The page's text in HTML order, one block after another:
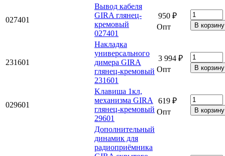
027401
Вывод кабеля
GIRA глянец-
кремовый
027401
950 ₽
Опт
231601
Накладка
универсального
димера GIRA
глянец-кремовый
231601
3 994 ₽
Опт
029601
Kлавиша 1кл,
механизма GIRA
глянец-кремовый
29601
619 ₽
Опт
Дополнительный
динамик для
радиоприёмника